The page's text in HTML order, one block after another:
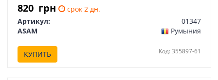
820 грн
срок 2 дн.
Артикул:
01347
ASAM
Румыния
КУПИТЬ Код: 355897-61